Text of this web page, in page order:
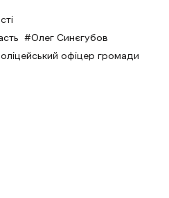
Олег Синєгубов
офіцер громади